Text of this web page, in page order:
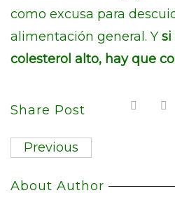
como excusa para
alimentación general. Y si
colesterol alto, hay que
Share Post
Previous
About Author